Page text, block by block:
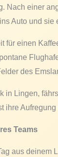
Nach einer
Auto und
für einen
des
in Lingen,
ihre
Teams
aus deinem